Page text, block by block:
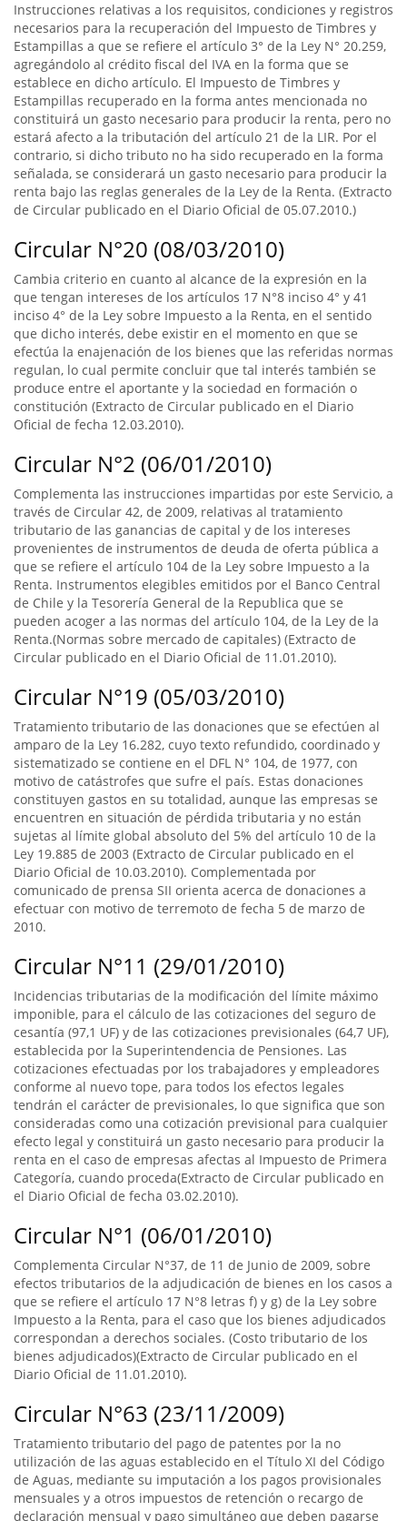
Instrucciones relativas a los requisitos, condiciones y registros
necesarios para la recuperación del Impuesto de Timbres y
Estampillas a que se refiere el artículo 3° de la Ley N° 20.259,
agregándolo al crédito fiscal del IVA en la forma que se
establece en dicho artículo. El Impuesto de Timbres y
Estampillas recuperado en la forma antes mencionada no
constituirá un gasto necesario para producir la renta, pero no
estará afecto a la tributación del artículo 21 de la LIR. Por el
contrario, si dicho tributo no ha sido recuperado en la forma
señalada, se considerará un gasto necesario para producir la
renta bajo las reglas generales de la Ley de la Renta. (Extracto
de Circular publicado en el Diario Oficial de 05.07.2010.)
Circular N°20 (08/03/2010)
Cambia criterio en cuanto al alcance de la expresión en la
que tengan intereses de los artículos 17 N°8 inciso 4° y 41
inciso 4° de la Ley sobre Impuesto a la Renta, en el sentido
que dicho interés, debe existir en el momento en que se
efectúa la enajenación de los bienes que las referidas normas
regulan, lo cual permite concluir que tal interés también se
produce entre el aportante y la sociedad en formación o
constitución (Extracto de Circular publicado en el Diario
Oficial de fecha 12.03.2010).
Circular N°2 (06/01/2010)
Complementa las instrucciones impartidas por este Servicio, a
través de Circular 42, de 2009, relativas al tratamiento
tributario de las ganancias de capital y de los intereses
provenientes de instrumentos de deuda de oferta pública a
que se refiere el artículo 104 de la Ley sobre Impuesto a la
Renta. Instrumentos elegibles emitidos por el Banco Central
de Chile y la Tesorería General de la Republica que se
pueden acoger a las normas del artículo 104, de la Ley de la
Renta.(Normas sobre mercado de capitales) (Extracto de
Circular publicado en el Diario Oficial de 11.01.2010).
Circular N°19 (05/03/2010)
Tratamiento tributario de las donaciones que se efectúen al
amparo de la Ley 16.282, cuyo texto refundido, coordinado y
sistematizado se contiene en el DFL N° 104, de 1977, con
motivo de catástrofes que sufre el país. Estas donaciones
constituyen gastos en su totalidad, aunque las empresas se
encuentren en situación de pérdida tributaria y no están
sujetas al límite global absoluto del 5% del artículo 10 de la
Ley 19.885 de 2003 (Extracto de Circular publicado en el
Diario Oficial de 10.03.2010). Complementada por
comunicado de prensa SII orienta acerca de donaciones a
efectuar con motivo de terremoto de fecha 5 de marzo de
2010.
Circular N°11 (29/01/2010)
Incidencias tributarias de la modificación del límite máximo
imponible, para el cálculo de las cotizaciones del seguro de
cesantía (97,1 UF) y de las cotizaciones previsionales (64,7 UF),
establecida por la Superintendencia de Pensiones. Las
cotizaciones efectuadas por los trabajadores y empleadores
conforme al nuevo tope, para todos los efectos legales
tendrán el carácter de previsionales, lo que significa que son
consideradas como una cotización previsional para cualquier
efecto legal y constituirá un gasto necesario para producir la
renta en el caso de empresas afectas al Impuesto de Primera
Categoría, cuando proceda(Extracto de Circular publicado en
el Diario Oficial de fecha 03.02.2010).
Circular N°1 (06/01/2010)
Complementa Circular N°37, de 11 de Junio de 2009, sobre
efectos tributarios de la adjudicación de bienes en los casos a
que se refiere el artículo 17 N°8 letras f) y g) de la Ley sobre
Impuesto a la Renta, para el caso que los bienes adjudicados
correspondan a derechos sociales. (Costo tributario de los
bienes adjudicados)(Extracto de Circular publicado en el
Diario Oficial de 11.01.2010).
Circular N°63 (23/11/2009)
Tratamiento tributario del pago de patentes por la no
utilización de las aguas establecido en el Título XI del Código
de Aguas, mediante su imputación a los pagos provisionales
mensuales y a otros impuestos de retención o recargo de
declaración mensual y pago simultáneo que deben pagarse